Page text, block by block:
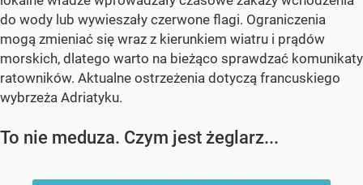
do wody lub wywieszały czerwone flagi. Ograniczenia
mogą zmieniać się wraz z kierunkiem wiatru i prądów
morskich, dlatego warto na bieżąco sprawdzać komunikaty
ratowników. Aktualne ostrzeżenia dotyczą francuskiego
wybrzeża Adriatyku.
To nie meduza. Czym jest żeglarz...